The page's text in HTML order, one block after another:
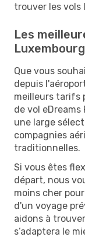
trouver les vols
Les
Que vous
depuis
meilleurs tarifs
de vol
une large
compagnies
traditionnelles.
Si vous êtes
départ, nous
moins cher
d'un voyage
aidons à
s’adaptera le